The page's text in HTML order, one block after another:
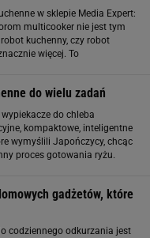
w sklepie Media Expert:
multicooker nie jest tym
kuchenny, czy robot
więcej. To
do wielu zadań
do chleba
kompaktowe, inteligentne
wymyślili Japończycy, chcąc
proces gotowania ryżu.
gadżetów, które
codziennego odkurzania jest